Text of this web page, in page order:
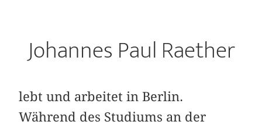
Johannes Paul Raether
lebt und arbeitet in Berlin.
Während des Studiums an der